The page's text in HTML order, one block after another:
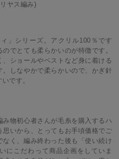
ヤス編み)
」シリーズ。アクリル100％です
でとても柔らかいのが特徴です。
ショールやベストなど身に着ける
しなやかで柔らかいので、かぎ針
です。
物初心者さんが毛糸を購入するハ
いから、とってもお手頃価格でご
く、編み終わった後も「使い続け
にこだわって商品企画をしていま